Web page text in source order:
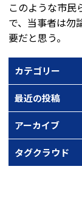
このような市民
で、当事者は勿
要だと思う。
カテゴリー
最近の投稿
アーカイブ
タグクラウド